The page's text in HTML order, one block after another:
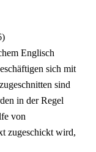
Englisch
sich mit
sind
in der Regel
von
zugeschickt wird,